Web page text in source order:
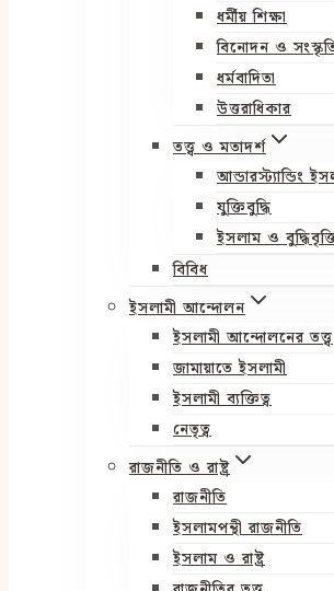
ধর্মীয় শিক্ষা
বিনোদন ও
ধর্মবাদিতা
উত্তরাধিকার
তত্ত্ব ও মতাদর্শ
আন্ডারস্ট্যান্ডিং
যুক্তিবুদ্ধি
ইসলাম ও
বিবিধ
ইসলামী আন্দোলন
ইসলামী আন্দোলনের তত্ত্ব
জামায়াতে ইসলামী
ইসলামী ব্যক্তিত্ব
নেতৃত্ব
রাজনীতি ও রাষ্ট্র
রাজনীতি
ইসলামপন্থী রাজনীতি
ইসলাম ও রাষ্ট্র